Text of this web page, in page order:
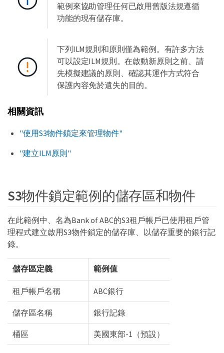
範例來協助管理任何已啟用舊版法規遵循
功能的現有儲存庫。
下列ILM規則和原則僅為範例。有許多方法
可以設定ILM規則。在啟動新原則之前、請
先模擬建議的原則、確認其運作方式符合
保護內容免於遺失的目的。
相關資訊
"使用S3物件鎖定來管理物件"
"建立ILM原則"
S3物件鎖定範例的儲存區和物件
在此範例中、名為Bank of ABC的S3租戶帳戶已使用租戶管
理程式建立啟用S3物件鎖定的儲存庫、以儲存重要的銀行記
錄。
儲存區定義 範例值
租戶帳戶名稱 ABC銀行
儲存區名稱 銀行記錄
桶區 美國東部-1（預設）